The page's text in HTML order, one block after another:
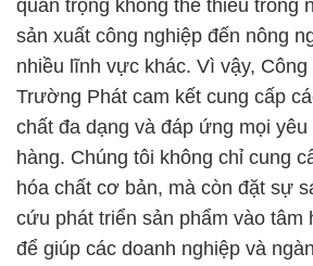
quan trọng không thể thiếu trong
sản xuất công nghiệp đến nông
nhiều lĩnh vực khác. Vì vậy,
Trường Phát cam kết cung cấp
chất đa dạng và đáp ứng mọi yêu
hàng. Chúng tôi không chỉ cung
hóa chất cơ bản, mà còn đặt sự
cứu phát triển sản phẩm vào tâm
để giúp các doanh nghiệp và